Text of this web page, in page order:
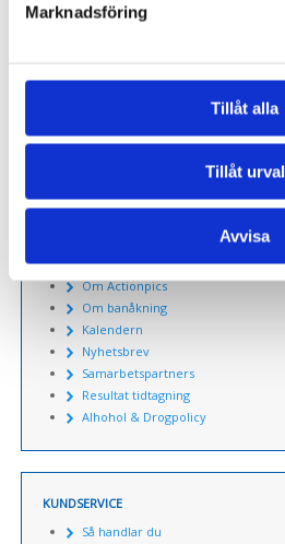
Marknadsföring
Tillåt alla
Tillåt urval
Avvisa
Raceday APC & SDK KM
Om Actionpics
Om banåkning
Kalendern
Nyhetsbrev
Samarbetspartners
Resultat tidtagning
Alhohol & Drogpolicy
KUNDSERVICE
Så handlar du